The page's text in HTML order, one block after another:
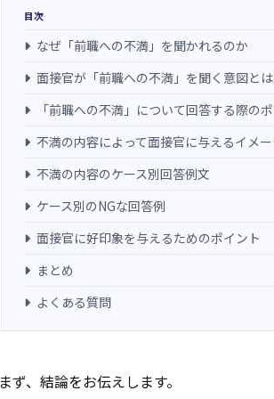
目次
なぜ「前職への不満」を聞かれるのか
面接官が「前職への不満」を聞く意図とは
「前職への不満」について回答する際の
不満の内容によって面接官に与えるイメ
不満の内容のケース別回答例文
ケース別のNGな回答例
面接官に好印象を与えるためのポイント
まとめ
よくある質問
まず、結論をお伝えします。